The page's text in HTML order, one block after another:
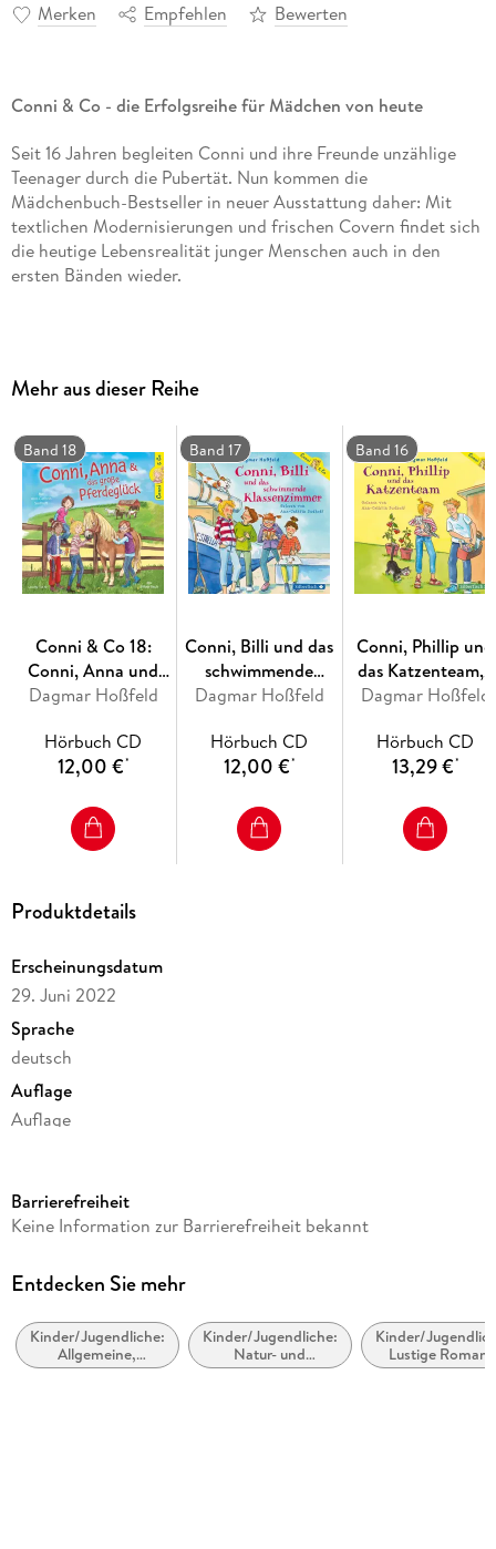
Merken Empfehlen Bewerten
Conni & Co - die Erfolgsreihe für Mädchen von heute
Seit 16 Jahren begleiten Conni und ihre Freunde unzählige
Teenager durch die Pubertät. Nun kommen die
Mädchenbuch-Bestseller in neuer Ausstattung daher: Mit
textlichen Modernisierungen und frischen Covern findet sich
die heutige Lebensrealität junger Menschen auch in den
ersten Bänden wieder.
ausgerechnet Connis beste Freundin Anna richtig toll findet.
CD Standard Audio Format. Lesung. Gekürzte Ausgabe
Mehr aus dieser Reihe
Band 18
Conni & Co 18:
Conni, Anna und
das große
Dagmar Hoßfeld
Hörbuch CD
12,00 €*
Band 17
Conni, Billi und das
schwimmende
Klassenzimmer
Dagmar Hoßfeld
Hörbuch CD
12,00 €*
Band 16
Conni, Phillip und
das Katzenteam,2
Audio-CD
Dagmar Hoßfeld
Hörbuch CD
13,29 €*
Produktdetails
Erscheinungsdatum
29. Juni 2022
Sprache
deutsch
Auflage
Auflage
Laufzeit
Altersempfehlung
Reihe
Conni & Co - ab 10 Jahren, 1
Barrierefreiheit
Keine Information zur Barrierefreiheit bekannt
Entdecken Sie mehr
Kinder/Jugendliche:
Allgemeine,
moderne und
Kinder/Jugendliche:
Natur- und
Tiergeschichten
Kinder/
Lustige Romane